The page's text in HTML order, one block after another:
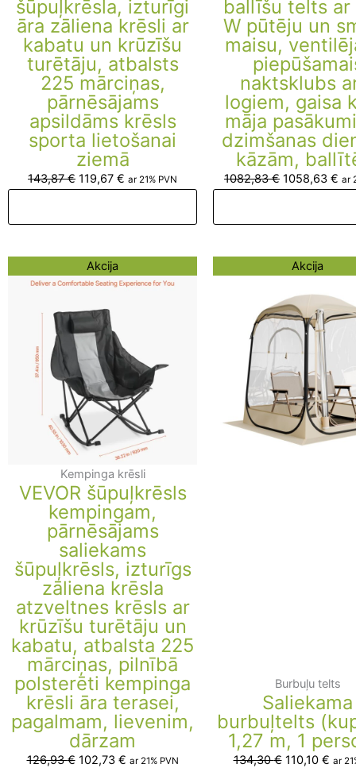
šūpuļkrēsla, izturīgi
āra zāliena krēsli ar
kabatu un krūzīšu
turētāju, atbalsts
225 mārciņas,
pārnēsājams
apsildāms krēsls
sporta lietošanai
ziemā
143,87€ 119,67 € ar 21% PVN
ballīšu telts
W pūtēju un
maisu,
naktsklubs
logiem, gaisa
māja
dzimšanas
kāzām,
1082,83€ 1058,63 € ar
Akcija
Kempinga krēsli
VEVOR šūpuļkrēsls
kempingam,
pārnēsājams
saliekams
šūpuļkrēsls, izturīgs
zāliena krēsla
atzveltnes krēsls ar
krūzīšu turētāju un
kabatu, atbalsta 225
mārciņas, pilnībā
polsterēti kempinga
krēsli āra terasei,
pagalmam, lievenim,
dārzam
126,93€
Original
price
126,93 €.
102,73 €
price
ar 21% PVN
Akcija
Burbuļu telts
Saliekama
burbuļtelts
1,27 m, 1
134,30€
Original
was:
134,30 €.
110,10 €
is:
ar